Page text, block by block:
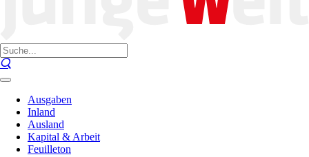
Ausgaben
Inland
Ausland
Kapital & Arbeit
Feuilleton